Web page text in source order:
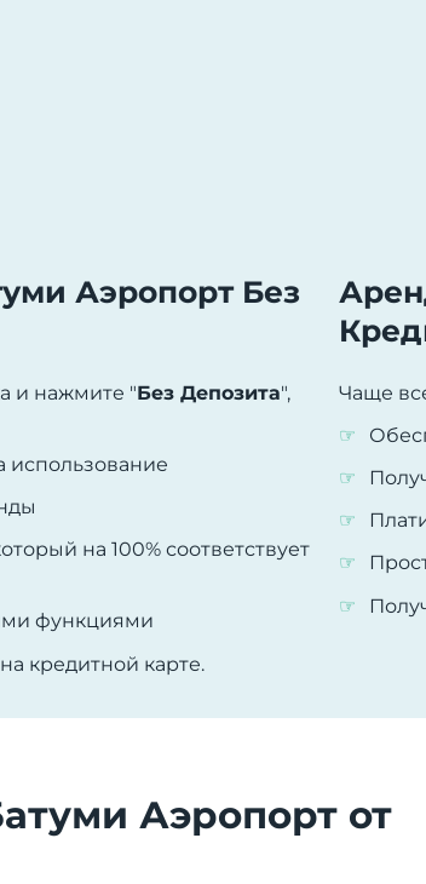
Аэропорт Без
и нажмите "Без Депозита",
использование
на 100% соответствует
функциями
кредитной карте.
Чаще
Аэропорт от